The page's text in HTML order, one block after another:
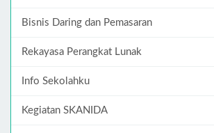
Bisnis Daring dan Pemasaran
Rekayasa Perangkat Lunak
Info Sekolahku
Kegiatan SKANIDA